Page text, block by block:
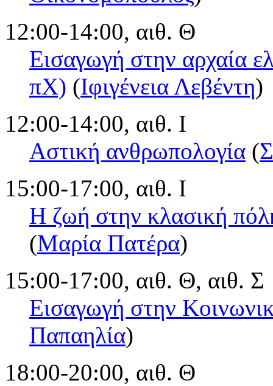
12:00-14:00, αιθ. Θ
Εισαγωγή στην αρχαία
πΧ) (Ιφιγένεια Λεβέντη)
12:00-14:00, αιθ. Ι
Αστική ανθρωπολογία (
15:00-17:00, αιθ. Ι
Η ζωή στην κλασική
(Μαρία Πατέρα)
15:00-17:00, αιθ. Θ, αιθ. Σ
Εισαγωγή στην
Παπαηλία)
18:00-20:00, αιθ. Θ